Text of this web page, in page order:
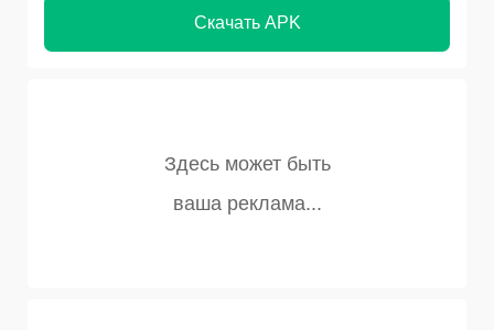
Скачать APK